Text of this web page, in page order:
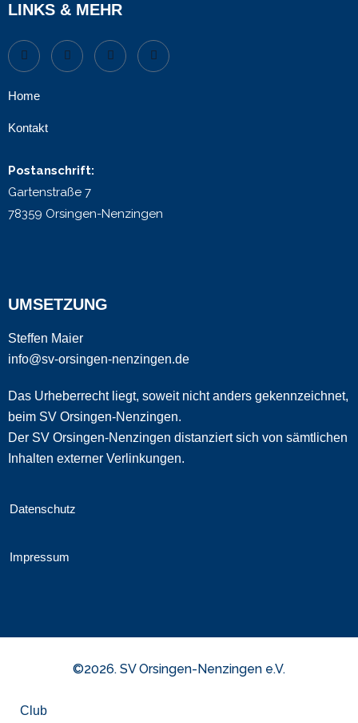
LINKS & MEHR
Home
Kontakt
Postanschrift:
Gartenstraße 7
78359 Orsingen-Nenzingen
UMSETZUNG
Steffen Maier
info@sv-orsingen-nenzingen.de
Das Urheberrecht liegt, soweit nicht anders gekennzeichnet,
beim SV Orsingen-Nenzingen.
Der SV Orsingen-Nenzingen distanziert sich von sämtlichen
Inhalten externer Verlinkungen.
Datenschutz
Impressum
©2026. SV Orsingen-Nenzingen e.V.
Club